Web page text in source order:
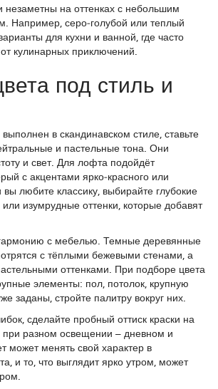
незаметны на оттенках с небольшим
Например, серо‑голубой или теплый
для кухни и ванной, где часто
кулинарных приключений.
под стиль и
в скандинавском стиле, ставьте
и пастельные тона. Они
и свет. Для лофта подойдёт
с акцентами ярко‑красного или
любите классику, выбирайте глубокие
изумрудные оттенки, которые добавят
с мебелью. Темные деревянные
с тёплыми бежевыми стенами, а
оттенками. При подборе цвета
элементы: пол, потолок, крупную
заданы, стройте палитру вокруг них.
сделайте пробный оттиск краски на
при разном освещении – дневном и
может менять свой характер в
и то, что выглядит ярко утром, может